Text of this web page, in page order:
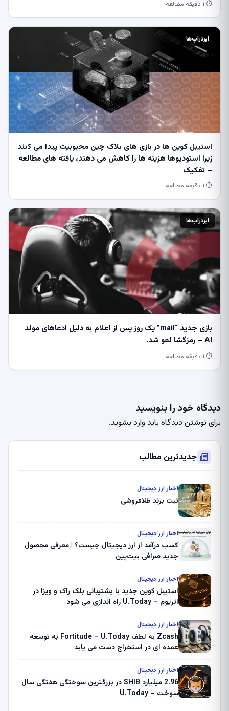
⏱ ۱ دقیقه مطالعه
ایردراپ‌ها
استیبل کوین ها در بازی های بلاک چین محبوبیت پیدا می کنند
زیرا استودیوها هزینه ها را کاهش می دهند، یافته های مطالعه
– تفکیک
⏱ ۱ دقیقه مطالعه
ایردراپ‌ها
بازی جدید “mail” یک روز پس از اعلام به دلیل ادعاهای مولد
AI – رمزگشا لغو شد.
⏱ ۱ دقیقه مطالعه
دیدگاه خود را بنویسید
برای نوشتن دیدگاه باید وارد بشوید.
جدیدترین مطالب
اخبار ارز دیجیتال
ثبت برند طلافروشی
اخبار ارز دیجیتال
کسب درآمد از ارز دیجیتال چیست؟ | معرفی محصول
جدید صرافی بیت‌پین
اخبار ارز دیجیتال
استیبل کوین جدید با پشتیبانی بلک راک و ویزا در
اتریوم – U.Today راه اندازی می شود
اخبار ارز دیجیتال
Zcash به لطف Fortitude – U.Today به توسعه
عمده ای در استخراج دست می یابد
اخبار ارز دیجیتال
2.96 میلیارد SHIB در بزرگترین سوختگی هفتگی سال
سوخت – U.Today